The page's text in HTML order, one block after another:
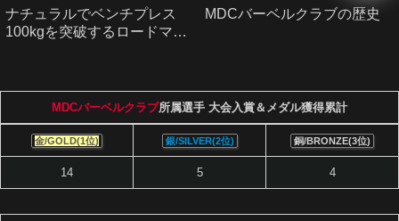
ナチュラルでベンチプレス
100kgを突破するロードマッ
MDCバーベルクラブの歴史
MDCバーベルクラブ所属選手 大会入賞＆メダル獲得累計
金/GOLD(1位) 銀/SILVER(2位) 銅/BRONZE(3位)
14 5 4